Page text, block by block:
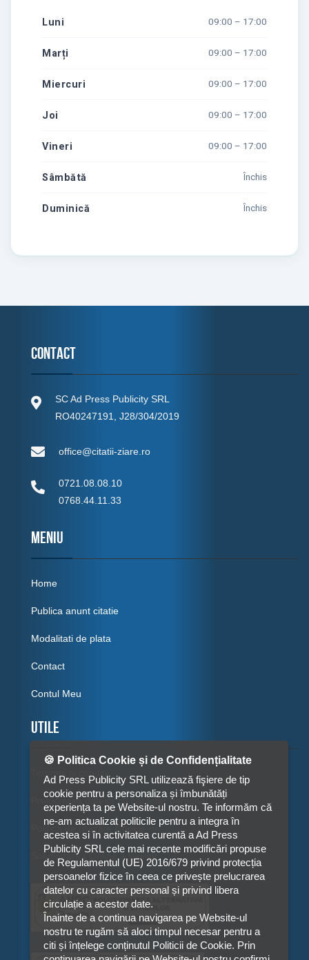
Luni 09:00 – 17:00
Marți 09:00 – 17:00
Miercuri 09:00 – 17:00
Joi 09:00 – 17:00
Vineri 09:00 – 17:00
Sâmbătă Închis
Duminică Închis
Contact
SC Ad Press Publicity SRL
RO40247191, J28/304/2019
office@citatii-ziare.ro
0721.08.08.10
0768.44.11.33
MENIU
Home
Publica anunt citatie
Modalitati de plata
Contact
Contul Meu
Utile
Prelucrarea datelor cu caracter personal
Politica de utilizare Cookie-uri
Solutionarea Online a litigiilor
🍪 Politica Cookie și de Confidențialitate
Ad Press Publicity SRL utilizează fişiere de tip
cookie pentru a personaliza și îmbunătăți
experiența ta pe Website-ul nostru. Te informăm că
ne-am actualizat politicile pentru a integra în
acestea si în activitatea curentă a Ad Press
Publicity SRL cele mai recente modificări propuse
de Regulamentul (UE) 2016/679 privind protecția
persoanelor fizice în ceea ce privește prelucrarea
datelor cu caracter personal și privind libera
circulație a acestor date.
Înainte de a continua navigarea pe Website-ul
nostru te rugăm să aloci timpul necesar pentru a
citi și înțelege conținutul Politicii de Cookie. Prin